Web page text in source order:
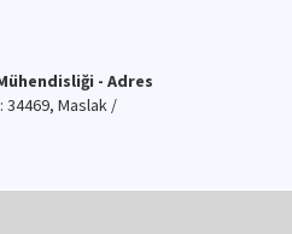
- Adres
34469, Maslak /